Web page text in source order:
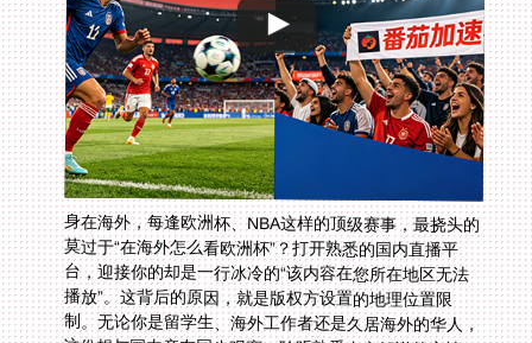
身在海外，每逢欧洲杯、NBA这样的顶级赛事，最挠头的
莫过于“在海外怎么看欧洲杯”？打开熟悉的国内直播平
台，迎接你的却是一行冰冷的“该内容在您所在地区无法
播放”。这背后的原因，就是版权方设置的地理位置限
制。无论你是留学生、海外工作者还是久居海外的华人，
这份想与国内亲友同步观赛、聆听熟悉中文解说的心情，
我们感同身受。别担心，这篇文章就是为你准备的终极解
决方案。我们将一步步拆解，如何通过一款可靠的回国加
速工具，绕过这些限制，重新畅享咪咕、抖音、央视频等